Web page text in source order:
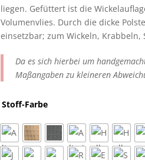
liegen. Gefüttert ist die
Volumenvlies. Durch die dicke
einsetzbar; zum Wickeln, Krabbeln,
Da es sich hierbei um
Maßangaben zu kleineren
Stoff-Farbe